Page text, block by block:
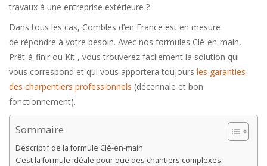
travaux à une entreprise extérieure ?
Dans tous les cas, Combles d’en France est en mesure
de répondre à votre besoin. Avec nos formules Clé-en-main,
Prêt-à-finir ou Kit , vous trouverez facilement la solution qui
vous correspond et qui vous apportera toujours les garanties
des charpentiers professionnels (décennale et bon
fonctionnement).
Sommaire
Descriptif de la formule Clé-en-main
C’est la formule idéale pour que des chantiers complexes